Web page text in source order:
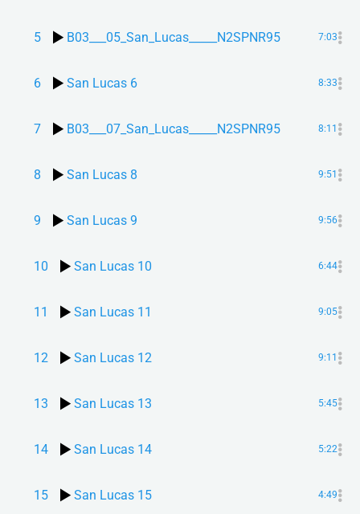
5 B03___05_San_Lucas_____N2SPNR95 7:03
6 San Lucas 6 8:33
7 B03___07_San_Lucas_____N2SPNR95 8:11
8 San Lucas 8 9:51
9 San Lucas 9 9:56
10 San Lucas 10 6:44
11 San Lucas 11 9:05
12 San Lucas 12 9:11
13 San Lucas 13 5:45
14 San Lucas 14 5:22
15 San Lucas 15 4:49